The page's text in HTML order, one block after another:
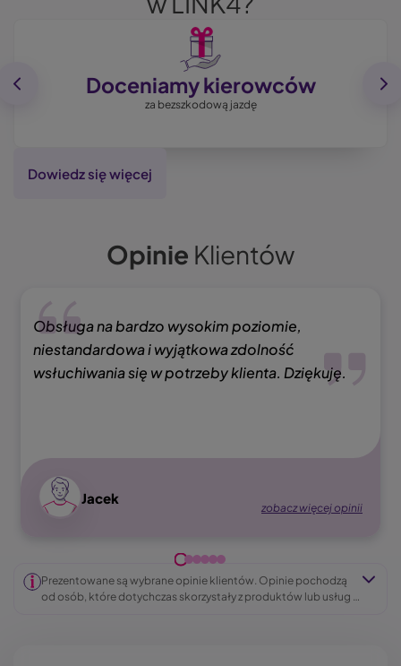
Image
Doceniamy kierowców
za bezszkodową jazdę
Dowiedz się więcej
Opinie Klientów
Obsługa na bardzo wysokim poziomie,
niestandardowa i wyjątkowa zdolność
wsłuchiwania się w potrzeby klienta. Dziękuję.
Image
Jacek
zobacz więcej opinii
Prezentowane są wybrane opinie klientów. Opinie pochodzą
od osób, które dotychczas skorzystały z produktów lub usług